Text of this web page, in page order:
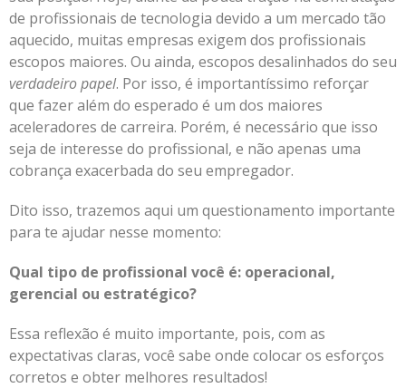
de profissionais de tecnologia devido a um mercado tão
aquecido, muitas empresas exigem dos profissionais
escopos maiores. Ou ainda, escopos desalinhados do seu
verdadeiro papel. Por isso, é importantíssimo reforçar
que fazer além do esperado é um dos maiores
aceleradores de carreira. Porém, é necessário que isso
seja de interesse do profissional, e não apenas uma
cobrança exacerbada do seu empregador.
Dito isso, trazemos aqui um questionamento importante
para te ajudar nesse momento:
Qual tipo de profissional você é: operacional,
gerencial ou estratégico?
Essa reflexão é muito importante, pois, com as
expectativas claras, você sabe onde colocar os esforços
corretos e obter melhores resultados!